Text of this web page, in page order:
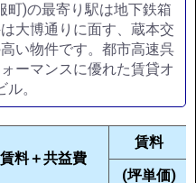
町)の最寄り駅は地下鉄箱
大博通りに面す、蔵本交
い物件です。都市高速呉
ーマンスに優れた賃貸オ
。
賃料＋共益費
賃料
(坪単価)